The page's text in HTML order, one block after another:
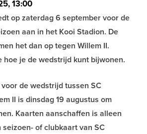
13:00
op zaterdag 6 september voor de
aan in het Kooi Stadion. De
het dan op tegen Willem II.
hoe je de wedstrijd kunt bijwonen.
de wedstrijd tussen SC
II is dinsdag 19 augustus om
Kaarten aanschaffen is alleen
of clubkaart van SC